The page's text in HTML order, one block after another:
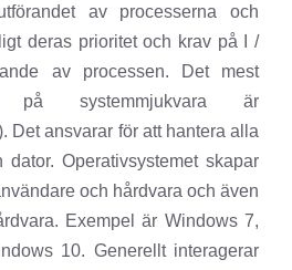
av processerna och
deras prioritet och krav på I /
av processen. Det mest
på systemmjukvara är
Det ansvarar för att hantera alla
Operativsystemet skapar
och hårdvara och även
Exempel är Windows 7,
10. Generellt interagerar